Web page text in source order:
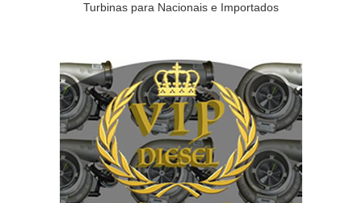
Turbinas para Nacionais e Importados